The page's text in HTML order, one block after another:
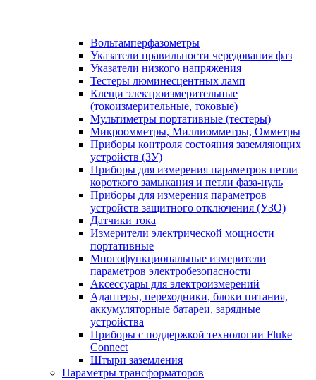
Вольтамперфазометры
Указатели правильности чередования фаз
Указатели низкого напряжения
Тестеры люминесцентных ламп
Клещи электроизмерительные
(токоизмерительные, токовые)
Мультиметры портативные (тестеры)
Микроомметры, Миллиомметры, Омметры
Приборы контроля состояния заземляющих
устройств (ЗУ)
Приборы для измерения параметров петли
короткого замыкания и петли фаза-нуль
Приборы для измерения параметров
устройств защитного отключения (УЗО)
Датчики тока
Измерители электрической мощности
портативные
Многофункциональные измерители
параметров электробезопасности
Аксессуары для электроизмерений
Адаптеры, переходники, блоки питания,
аккумуляторные батареи, зарядные
устройства
Приборы с поддержкой технологии Fluke
Connect
Штыри заземления
Параметры трансформаторов